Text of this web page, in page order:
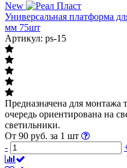
New
Универсальная платформа
мм 75шт
Артикул: ps-15
Предназначена для монтажа
очередь ориентирована на
светильники.
От 90 руб. за 1 шт
-